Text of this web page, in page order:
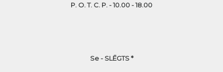
P. O. T. C. P. - 10.00 - 18.00
Se - SLĒGTS *